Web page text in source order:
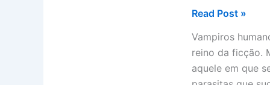
Vampirismo
Parasitismo
Read Post »
Vampiros
reino da ficção.
aquele em que